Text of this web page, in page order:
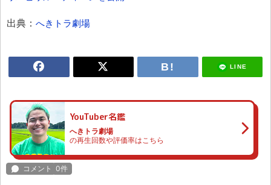
出典： へきトラ劇場
LINE
YouTuber名鑑
へきトラ劇場
の再生回数や評価率はこちら